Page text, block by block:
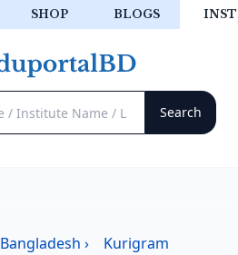
SHOP BLOGS
Bangladesh › Kurigram